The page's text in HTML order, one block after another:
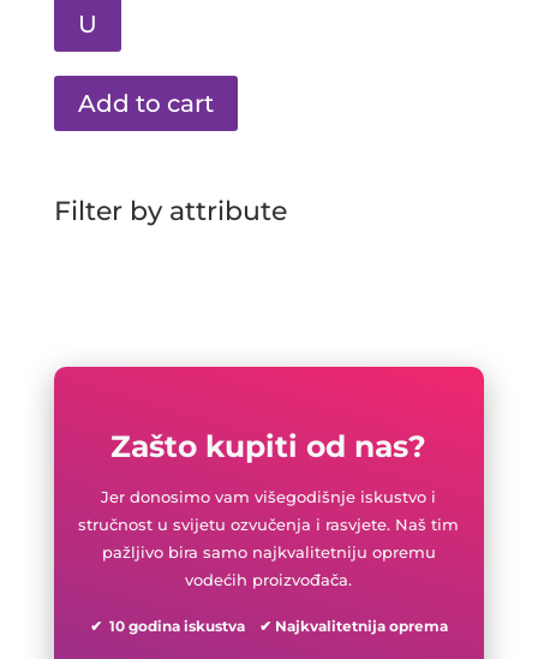
U
Add to cart
Filter by attribute
Zašto kupiti od nas?
Jer donosimo vam višegodišnje iskustvo i
stručnost u svijetu ozvučenja i rasvjete. Naš tim
pažljivo bira samo najkvalitetniju opremu
vodećih proizvođača.
✔ 10 godina iskustva ✔ Najkvalitetnija oprema